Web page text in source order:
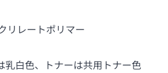
リレートポリマー
乳白色、トナーは共用トナー色